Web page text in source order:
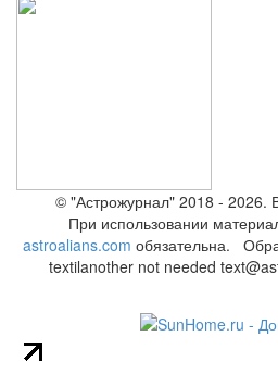
© "Астрожурнал" 2018 -
При использовании
astroalians.com обязательна.
textilanother not needed text